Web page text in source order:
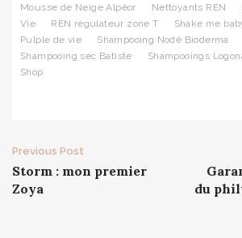
Mousse de Neige Alpéor
Nettoyants REN
Vie
REN régulateur zone T Shake me
Pulple de vie
Shampooing Nodé Bioderma
Shampooing sec Batiste
Shampooings
Shop
Post
navigation
Previous Post
Storm : mon premier
Zoya
du